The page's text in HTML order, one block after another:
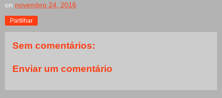
on novembro 24, 2016
Partilhar
Sem comentários:
Enviar um comentário